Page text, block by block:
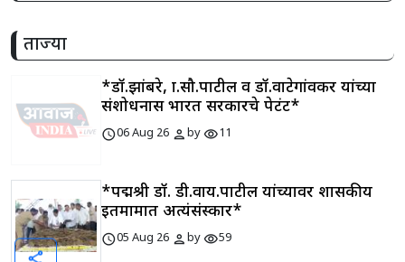
ताज्या
*डॉ.झांबरे, प्रा.सौ.पाटील व डॉ.वाटेगांवकर यांच्या
संशोधनास भारत सरकारचे पेटंट*
schedule06 Aug 26 personbyvisibility11
*पद्मश्री डॉ. डी.वाय.पाटील यांच्यावर शासकीय
इतमामात अत्यंसंस्कार*
schedule05 Aug 26 personbyvisibility59
share